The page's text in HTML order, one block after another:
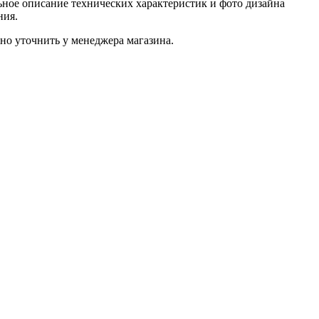
описание технических характеристик и фото дизайна
уточнить у менеджера магазина.